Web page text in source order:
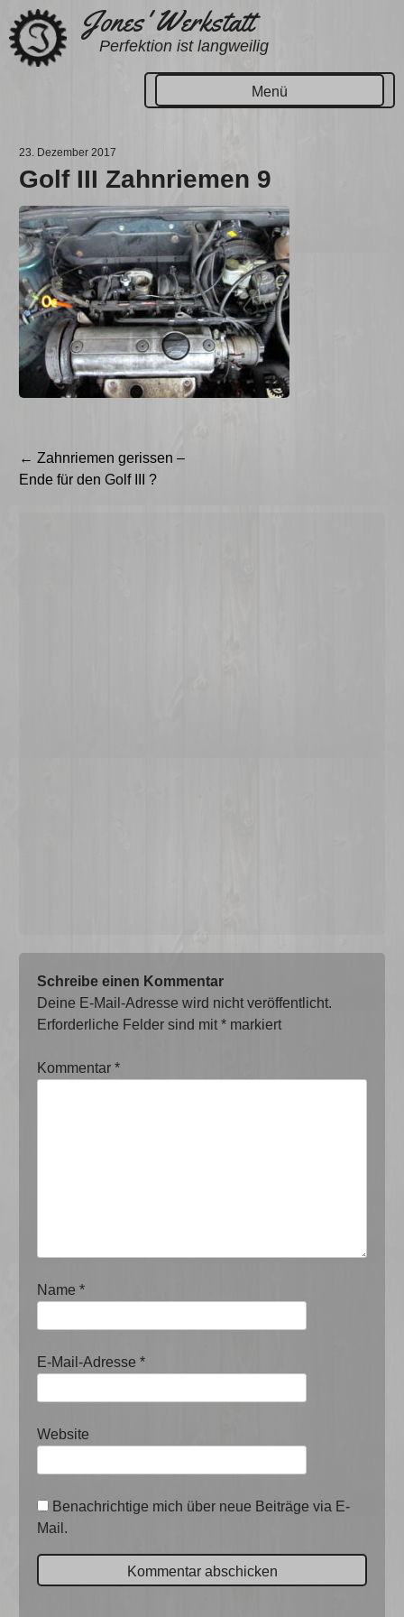
Zum
Inhalt
springen
Jones' Werkstatt
Perfektion ist langweilig
Menü
23. Dezember 2017
Golf III Zahnriemen 9
Beitragsnavigation
← Zahnriemen gerissen –
Ende für den Golf III ?
Schreibe einen Kommentar
Deine E-Mail-Adresse wird nicht veröffentlicht.
Erforderliche Felder sind mit* markiert
Kommentar*
Name*
E-Mail-Adresse*
Website
Benachrichtige mich über neue Beiträge via E-
Mail.